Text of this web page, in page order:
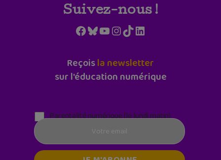
Suivez-nous !
Facebook
Bluesky
YouTube
Instagram
TikTokLinkedIn
Reçoisla newsletter
sur l'éducation numérique
Parentalité numérique (le lundi matin)